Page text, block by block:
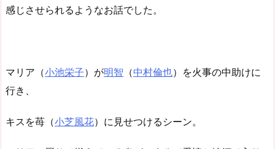
感じさせられるようなお話でした。
マリア（小池栄子）が明智 （中村倫也）を火事の中助けに
行き、
キスを苺（小芝風花）に見せつけるシーン。